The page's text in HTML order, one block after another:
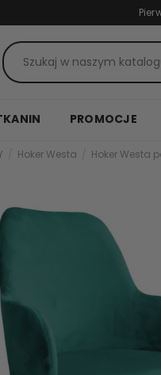
PROMOCJE
Hoker Westa Hoker Westa